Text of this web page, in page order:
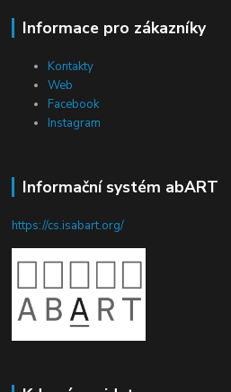
Informace pro zákazníky
Kontakty
Web
Facebook
Instagram
Informační systém abART
https://cs.isabart.org/